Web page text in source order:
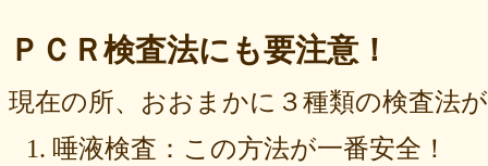
ＰＣＲ検査法にも要注意！
現在の所、おおまかに３種類の検査法
唾液検査：この方法が一番安全！